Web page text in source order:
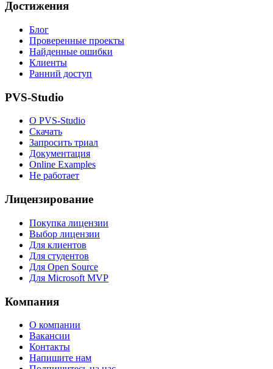
Достижения
Блог
Проверенные проекты
Найденные ошибки
Клиенты
Ранний доступ
PVS-Studio
О PVS-Studio
Скачать
Запросить триал
Документация
Online Examples
Не работает
Лицензирование
Покупка лицензии
Выбор лицензии
Для клиентов
Для студентов
Для Open Source
Для Microsoft MVP
Компания
О компании
Вакансии
Контакты
Напишите нам